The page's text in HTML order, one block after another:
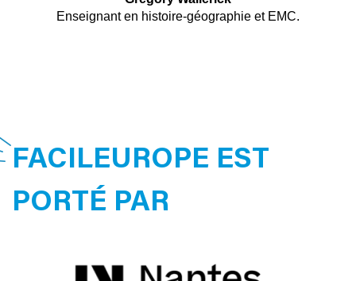
Enseignant en histoire-géographie et EMC.
FACILEUROPE EST
PORTÉ PAR